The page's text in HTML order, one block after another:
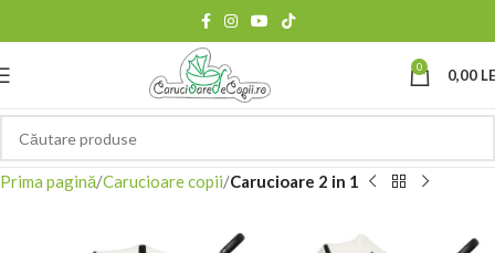
0 0,00
Prima pagină Carucioare copii Carucioare 2 in 1